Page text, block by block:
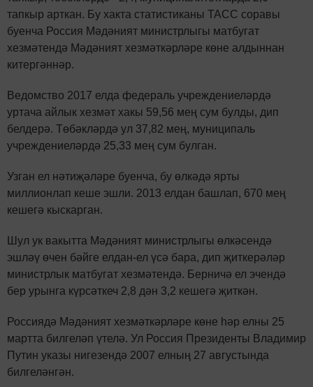
тапкыр арткан. Бу хакта статистиканы ТАСС соравы
буенча Россия Мәдәният министрлыгы матбугат
хезмәтендә Мәдәният хезмәткәрләре көне алдыннан
китергәннәр.
Ведомство 2017 елда федераль учреждениеләрдә
уртача айлык хезмәт хакы 59,56 мең сум булды, дип
белдерә. Төбәкләрдә ул 37,82 мең, муниципаль
учреждениеләрдә 25,33 мең сум булган.
Узган ел нәтиҗәләре буенча, бу өлкәдә ярты
миллионлап кеше эшли. 2013 елдан башлап, 670 мең
кешегә кыскарган.
Шул ук вакытта Мәдәният министрлыгы өлкәсендә
эшләү өчен бәйге елдан-ел үсә бара, дип җиткерәләр
министрлык матбугат хезмәтендә. Берничә ел эчендә
бер урынга күрсәткеч 2,8 дән 3,2 кешегә җиткән.
Россиядә Мәдәният хезмәткәрләре көне һәр елны 25
мартта билгеләп үтелә. Ул Россия Президенты Владимир
Путин указы нигезендә 2007 елның 27 августында
билгеләнгән.